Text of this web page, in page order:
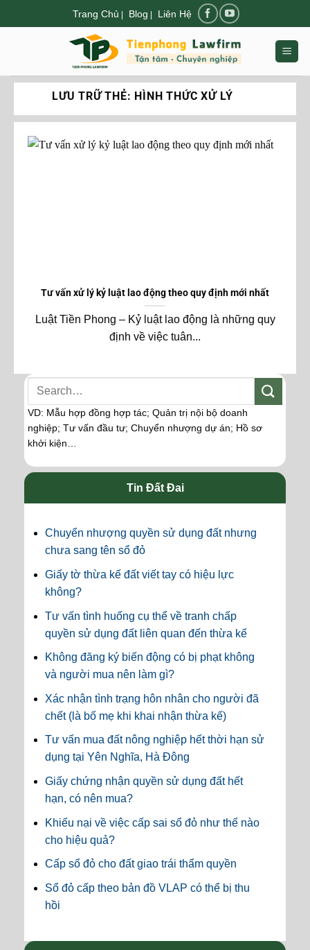
đến
Trang Chủ | Blog | Liên Hệ
LƯU TRỮ THẺ: HÌNH THỨC XỬ LÝ
Tư vấn xử lý kỷ luật lao động theo quy định mới nhất
Luật Tiền Phong – Kỷ luật lao động là những quy
định về việc tuân...
VD: Mẫu hợp đồng hợp tác; Quản trị nội bộ doanh
nghiệp; Tư vấn đầu tư; Chuyển nhượng dự án; Hồ sơ
khởi kiện…
Tin Đất Đai
Chuyển nhượng quyền sử dụng đất nhưng
chưa sang tên sổ đỏ
Giấy tờ thừa kế đất viết tay có hiệu lực
không?
Tư vấn tình huống cụ thể về tranh chấp
quyền sử dụng đất liên quan đến thừa kế
Không đăng ký biến động có bị phạt không
và người mua nên làm gì?
Xác nhận tình trạng hôn nhân cho người đã
chết (là bố mẹ khi khai nhận thừa kế)
Tư vấn mua đất nông nghiệp hết thời hạn sử
dụng tại Yên Nghĩa, Hà Đông
Giấy chứng nhận quyền sử dụng đất hết
hạn, có nên mua?
Khiếu nại về việc cấp sai sổ đỏ như thế nào
cho hiệu quả?
Cấp sổ đỏ cho đất giao trái thẩm quyền
Sổ đỏ cấp theo bản đồ VLAP có thể bị thu
hồi